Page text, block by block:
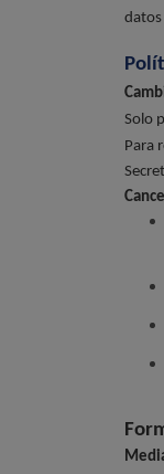
datos
Solo
Para